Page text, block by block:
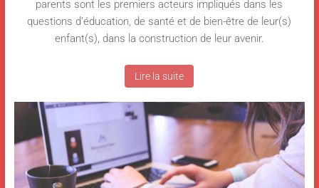
parents sont les premiers acteurs impliqués dans les
questions d’éducation, de santé et de bien-être de leur(s)
enfant(s), dans la construction de leur avenir.
Lire la suite